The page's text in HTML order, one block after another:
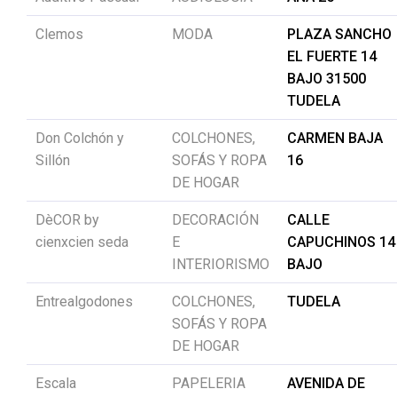
Clemos MODA
PLAZA SANCHO
EL FUERTE 14
BAJO 31500
TUDELA
Don Colchón y
Sillón
COLCHONES,
SOFÁS Y ROPA
DE HOGAR
CARMEN BAJA
16
DèCOR by
cienxcien seda
DECORACIÓN
E
INTERIORISMO
CALLE
CAPUCHINOS 14
BAJO
Entrealgodones
COLCHONES,
SOFÁS Y ROPA
DE HOGAR
TUDELA
Escala PAPELERIA
AVENIDA DE